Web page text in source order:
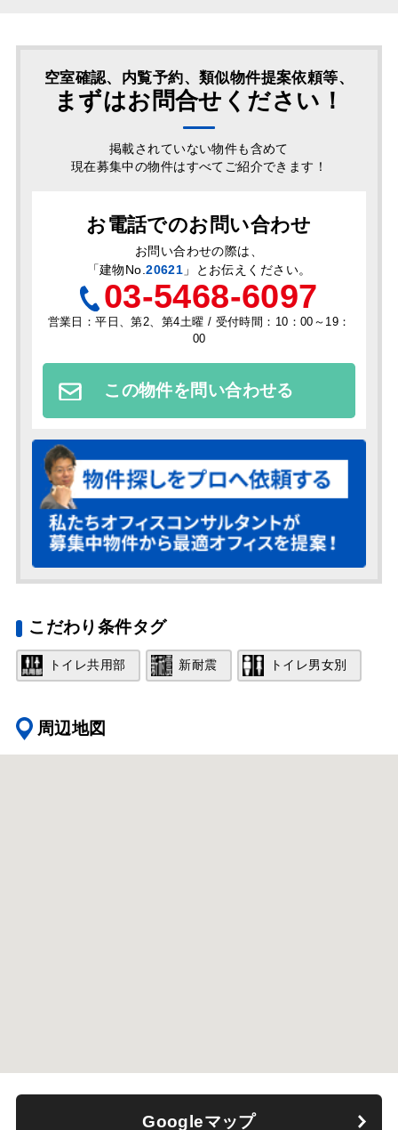
空室確認、内覧予約、類似物件提案依頼等、
まずはお問合せください！
掲載されていない物件も含めて
現在募集中の物件はすべてご紹介できます！
お電話でのお問い合わせ
お問い合わせの際は、
「建物No.20621 」とお伝えください。
03-5468-6097
営業日：平日、第2、第4土曜 / 受付時間：10：00～19：
00
この物件を問い合わせる
こだわり条件タグ
トイレ共用部 新耐震 トイレ男女別
周辺地図
Googleマップ